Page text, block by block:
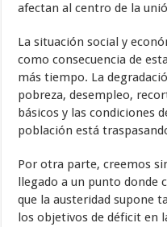
afectan al centro de la
La situación social y
como consecuencia de
más tiempo. La
pobreza, desempleo,
básicos y las condiciones
población está
Por otra parte, creemos
llegado a un punto donde
que la austeridad supone
los objetivos de déficit en